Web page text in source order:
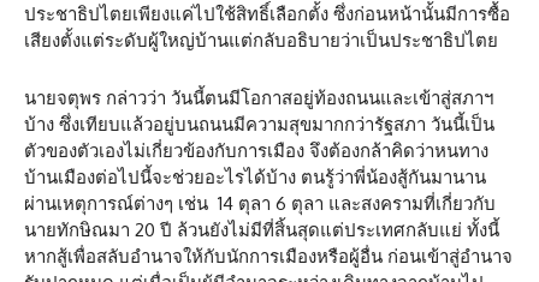
ประชาธิปไตยเพียงแค่ไปใช้สิทธิ์เลือกตั้ง ซึ่งก่อนหน้านั้นมีการซื้อ
เสียงตั้งแต่ระดับผู้ใหญ่บ้านแต่กลับอธิบายว่าเป็นประชาธิปไตย
นายจตุพร กล่าวว่า วันนี้ตนมีโอกาสอยู่ท้องถนนและเข้าสู่สภาฯ
บ้าง ซึ่งเทียบแล้วอยู่บนถนนมีความสุขมากกว่ารัฐสภา วันนี้เป็น
ตัวของตัวเองไม่เกี่ยวข้องกับการเมือง จึงต้องกล้าคิดว่าหนทาง
บ้านเมืองต่อไปนี้จะช่วยอะไรได้บ้าง ตนรู้ว่าพี่น้องสู้กันมานาน
ผ่านเหตุการณ์ต่างๆ เช่น 14 ตุลา 6 ตุลา และสงครามที่เกี่ยวกับ
นายทักษิณมา 20 ปี ล้วนยังไม่มีที่สิ้นสุดแต่ประเทศกลับแย่ ทั้งนี้
หากสู้เพื่อสลับอำนาจให้กับนักการเมืองหรือผู้อื่น ก่อนเข้าสู่อำนาจ